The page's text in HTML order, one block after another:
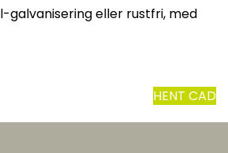
galvanisering eller rustfri, med
HENT CAD